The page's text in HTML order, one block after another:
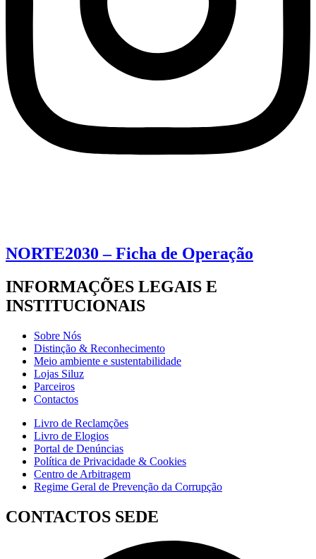
NORTE2030 – Ficha de Operação
INFORMAÇÕES LEGAIS E
INSTITUCIONAIS
Sobre Nós
Distinção & Reconhecimento
Meio ambiente e sustentabilidade
Lojas Siluz
Parceiros
Contactos
Livro de Reclamções
Livro de Elogios
Portal de Denúncias
Política de Privacidade & Cookies
Centro de Arbitragem
Regime Geral de Prevenção da Corrupção
CONTACTOS SEDE